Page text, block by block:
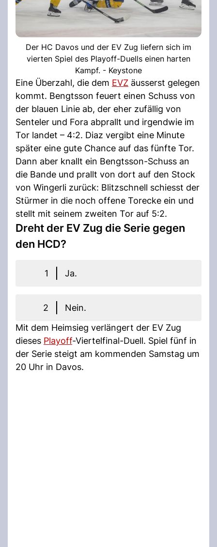
Der HC Davos und der EV Zug liefern sich im
vierten Spiel des Playoff-Duells einen harten
Kampf. - Keystone
Eine Überzahl, die dem EVZ äusserst gelegen
kommt. Bengtsson feuert einen Schuss von
der blauen Linie ab, der eher zufällig von
Senteler und Fora abprallt und irgendwie im
Tor landet – 4:2. Diaz vergibt eine Minute
später eine gute Chance auf das fünfte Tor.
Dann aber knallt ein Bengtsson-Schuss an
die Bande und prallt von dort auf den Stock
von Wingerli zurück: Blitzschnell schiesst der
Stürmer in die noch offene Torecke ein und
stellt mit seinem zweiten Tor auf 5:2.
Dreht der EV Zug die Serie gegen
den HCD?
1 Ja.
2
Nein.
Mit dem Heimsieg verlängert der EV Zug
dieses Playoff-Viertelfinal-Duell. Spiel fünf in
der Serie steigt am kommenden Samstag um
20 Uhr in Davos.